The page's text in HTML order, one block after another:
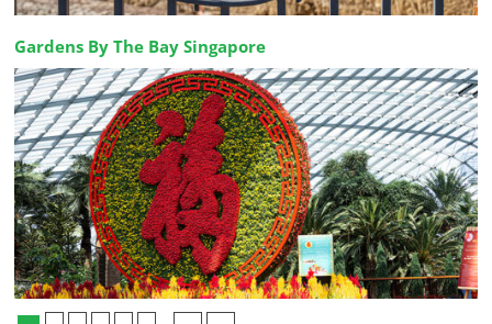
Gardens By The Bay Singapore